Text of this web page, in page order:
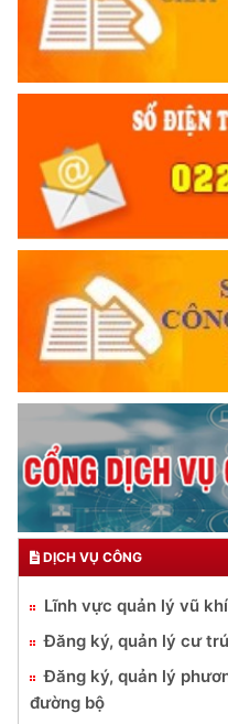
DỊCH VỤ CÔNG
Lĩnh vực quản lý vũ
Đăng ký, quản lý cư trú
Đăng ký, quản lý
đường bộ